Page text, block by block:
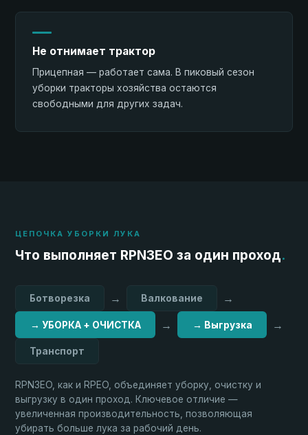
Не отнимает трактор
Прицепная — работает сама. В пиковый сезон
уборки тракторы хозяйства остаются
свободными для других задач.
ЦЕПОЧКА УБОРКИ ЛУКА
Что выполняет RPN3EO за один проход.
Ботворезка → Валкование →
→ УБОРКА + ОЧИСТКА → → Выгрузка →
Транспорт
RPN3EO, как и RPEO, объединяет уборку, очистку и
выгрузку в один проход. Ключевое отличие —
увеличенная производительность, позволяющая
убирать больше лука за рабочий день.